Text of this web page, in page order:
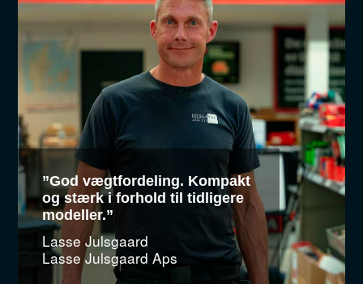
”God vægtfordeling. Kompakt
og stærk i forhold til tidligere
modeller.”
Lasse Julsgaard
Lasse Julsgaard Aps